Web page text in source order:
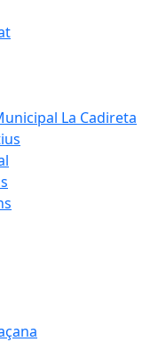
La Cadireta